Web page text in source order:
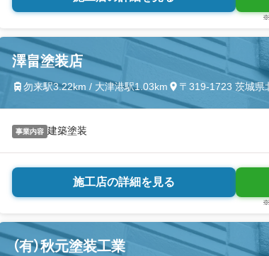
※
澤畠塗装店
勿来駅3.22km / 大津港駅1.03km 〒319-1723 茨城県
事業内容 建築塗装
施工店の詳細を見る
※
（有）秋元塗装工業